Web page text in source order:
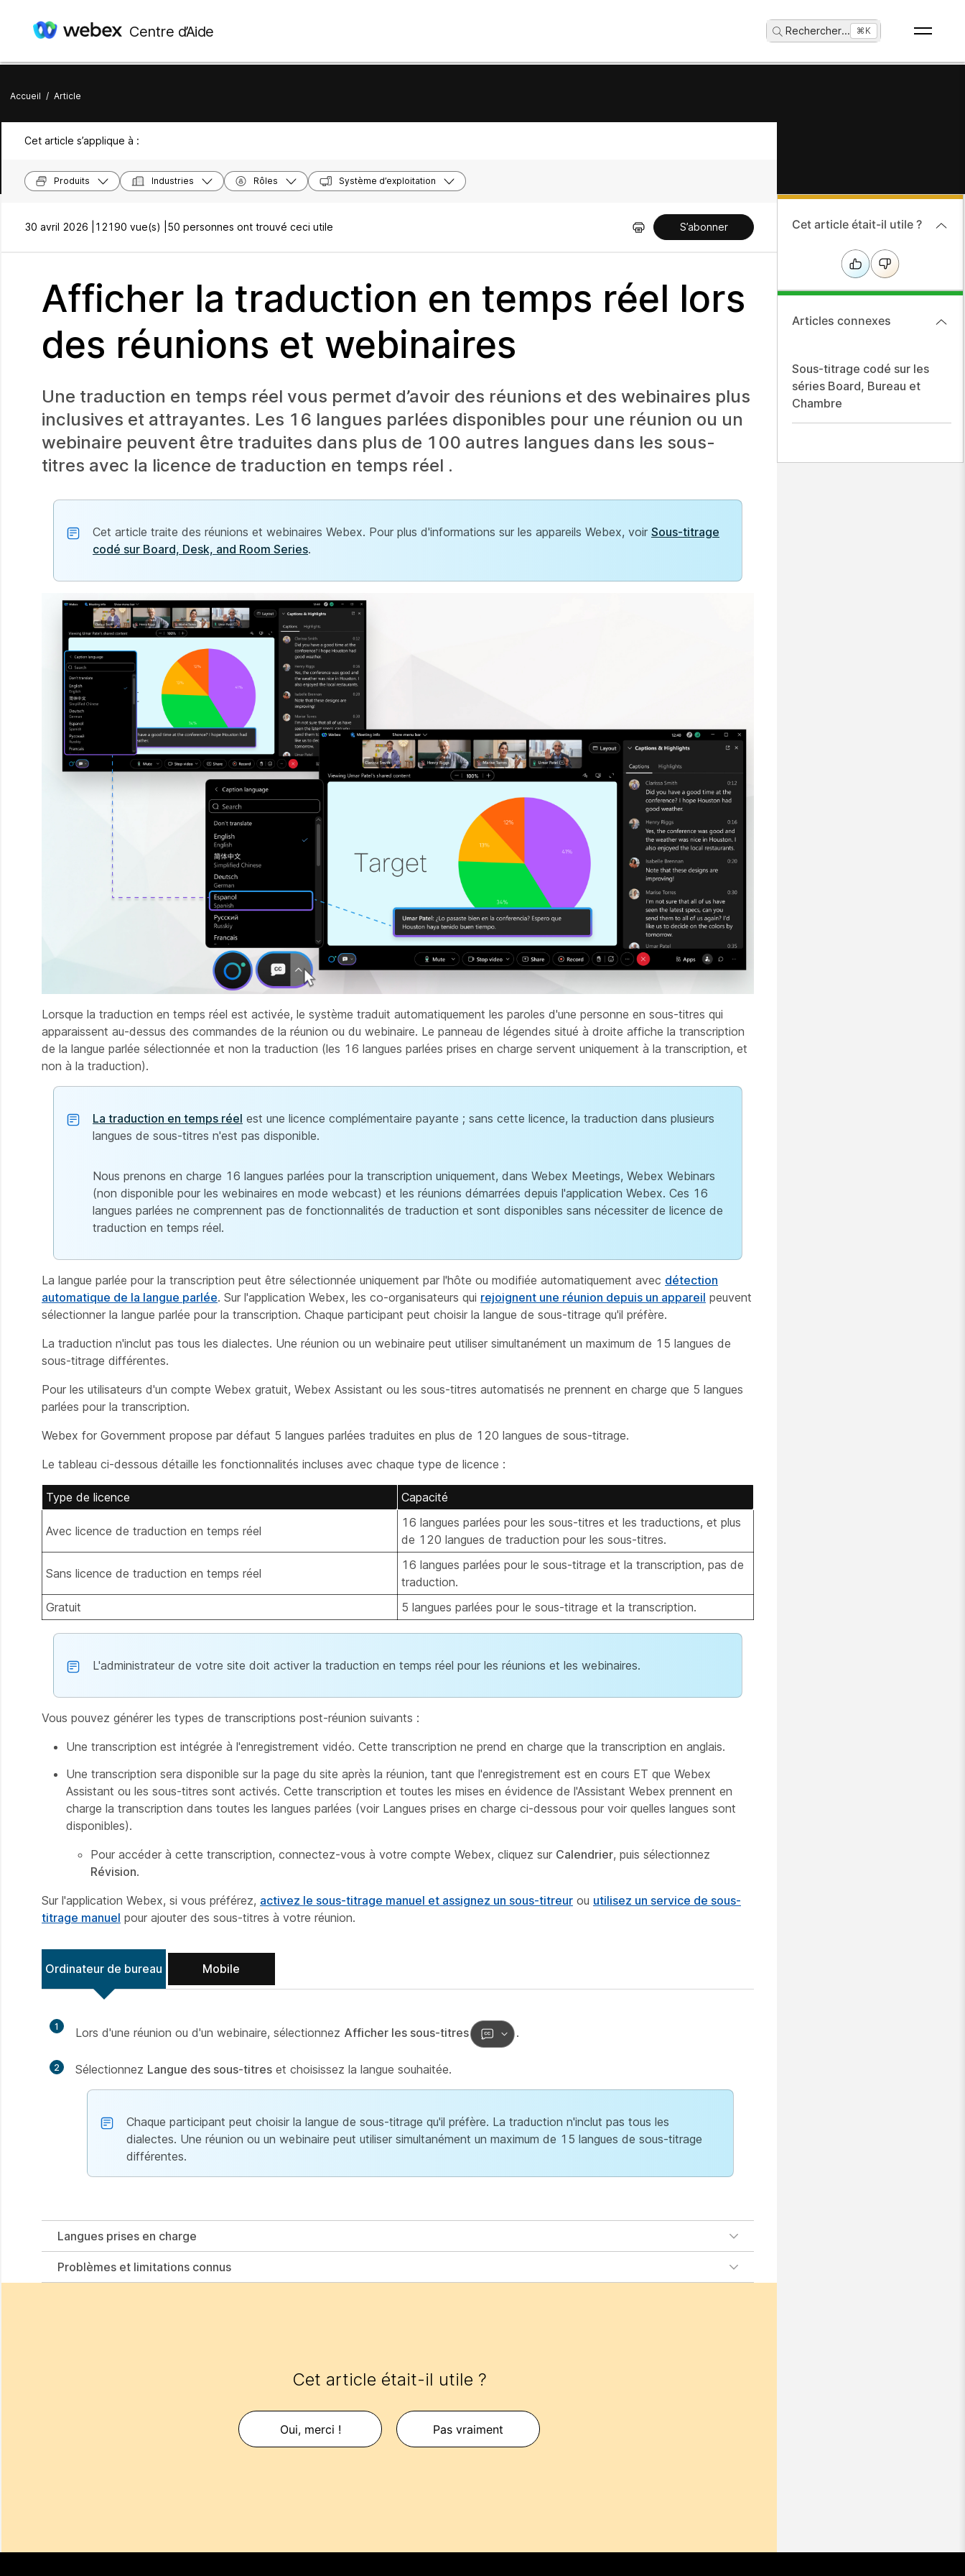
Centre d’Aide Rechercher... ⌘K
Accueil / Article
Cet article s’applique à :
Produits Industries Rôles Système d’exploitation
30 avril 2026 | 12190 vue(s) | 50 personnes ont trouvé ceci utile S’abonner
Afficher la traduction en temps réel lors
des réunions et webinaires
Une traduction en temps réel vous permet d’avoir des réunions et des webinaires plus
inclusives et attrayantes. Les 16 langues parlées disponibles pour une réunion ou un
webinaire peuvent être traduites dans plus de 100 autres langues dans les sous-
titres avec la licence de traduction en temps réel .
Cet article traite des réunions et webinaires Webex. Pour plus d'informations sur les appareils Webex, voir Sous-titrage
codé sur Board, Desk, and Room Series.
Lorsque la traduction en temps réel est activée, le système traduit automatiquement les paroles d'une personne en sous-titres qui
apparaissent au-dessus des commandes de la réunion ou du webinaire. Le panneau de légendes situé à droite affiche la transcription
de la langue parlée sélectionnée et non la traduction (les 16 langues parlées prises en charge servent uniquement à la transcription, et
non à la traduction).
La traduction en temps réel est une licence complémentaire payante ; sans cette licence, la traduction dans plusieurs
langues de sous-titres n'est pas disponible.
Nous prenons en charge 16 langues parlées pour la transcription uniquement, dans Webex Meetings, Webex Webinars
(non disponible pour les webinaires en mode webcast) et les réunions démarrées depuis l'application Webex. Ces 16
langues parlées ne comprennent pas de fonctionnalités de traduction et sont disponibles sans nécessiter de licence de
traduction en temps réel.
La langue parlée pour la transcription peut être sélectionnée uniquement par l'hôte ou modifiée automatiquement avec détection
automatique de la langue parlée. Sur l'application Webex, les co-organisateurs qui rejoignent une réunion depuis un appareil peuvent
sélectionner la langue parlée pour la transcription. Chaque participant peut choisir la langue de sous-titrage qu'il préfère.
La traduction n'inclut pas tous les dialectes. Une réunion ou un webinaire peut utiliser simultanément un maximum de 15 langues de
sous-titrage différentes.
Pour les utilisateurs d'un compte Webex gratuit, Webex Assistant ou les sous-titres automatisés ne prennent en charge que 5 langues
parlées pour la transcription.
Webex for Government propose par défaut 5 langues parlées traduites en plus de 120 langues de sous-titrage.
Le tableau ci-dessous détaille les fonctionnalités incluses avec chaque type de licence :
Type de licence Capacité
Avec licence de traduction en temps réel
16 langues parlées pour les sous-titres et les traductions, et plus
de 120 langues de traduction pour les sous-titres.
Sans licence de traduction en temps réel
16 langues parlées pour le sous-titrage et la transcription, pas de
traduction.
Gratuit
5 langues parlées pour le sous-titrage et la transcription.
L'administrateur de votre site doit activer la traduction en temps réel pour les réunions et les webinaires.
Vous pouvez générer les types de transcriptions post-réunion suivants :
Une transcription est intégrée à l'enregistrement vidéo. Cette transcription ne prend en charge que la transcription en anglais.
Une transcription sera disponible sur la page du site après la réunion, tant que l'enregistrement est en cours ET que Webex
Assistant ou les sous-titres sont activés. Cette transcription et toutes les mises en évidence de l'Assistant Webex prennent en
charge la transcription dans toutes les langues parlées (voir Langues prises en charge ci-dessous pour voir quelles langues sont
disponibles).
Pour accéder à cette transcription, connectez-vous à votre compte Webex, cliquez sur Calendrier, puis sélectionnez
Révision.
Sur l'application Webex, si vous préférez, activez le sous-titrage manuel et assignez un sous-titreur ou utilisez un service de sous-
titrage manuel pour ajouter des sous-titres à votre réunion.
Ordinateur de bureau Mobile
1 Lors d'une réunion ou d'un webinaire, sélectionnez Afficher les sous-titres .
2 Sélectionnez Langue des sous-titres et choisissez la langue souhaitée.
Chaque participant peut choisir la langue de sous-titrage qu'il préfère. La traduction n'inclut pas tous les
dialectes. Une réunion ou un webinaire peut utiliser simultanément un maximum de 15 langues de sous-titrage
différentes.
Langues prises en charge
Problèmes et limitations connus
Cet article était-il utile ?
Oui, merci ! Pas vraiment
Cet article était-il utile ?
Articles connexes
Sous-titrage codé sur les
séries Board, Bureau et
Chambre